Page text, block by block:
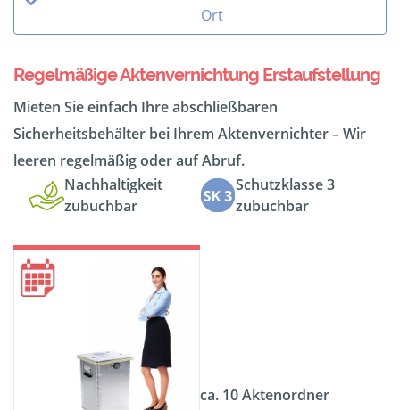
Ort
Regelmäßige Aktenvernichtung Erstaufstellung
Mieten Sie einfach Ihre abschließbaren
Sicherheitsbehälter bei Ihrem Aktenvernichter – Wir
leeren regelmäßig oder auf Abruf.
Nachhaltigkeit
zubuchbar
Schutzklasse 3
zubuchbar
ca. 10 Aktenordner